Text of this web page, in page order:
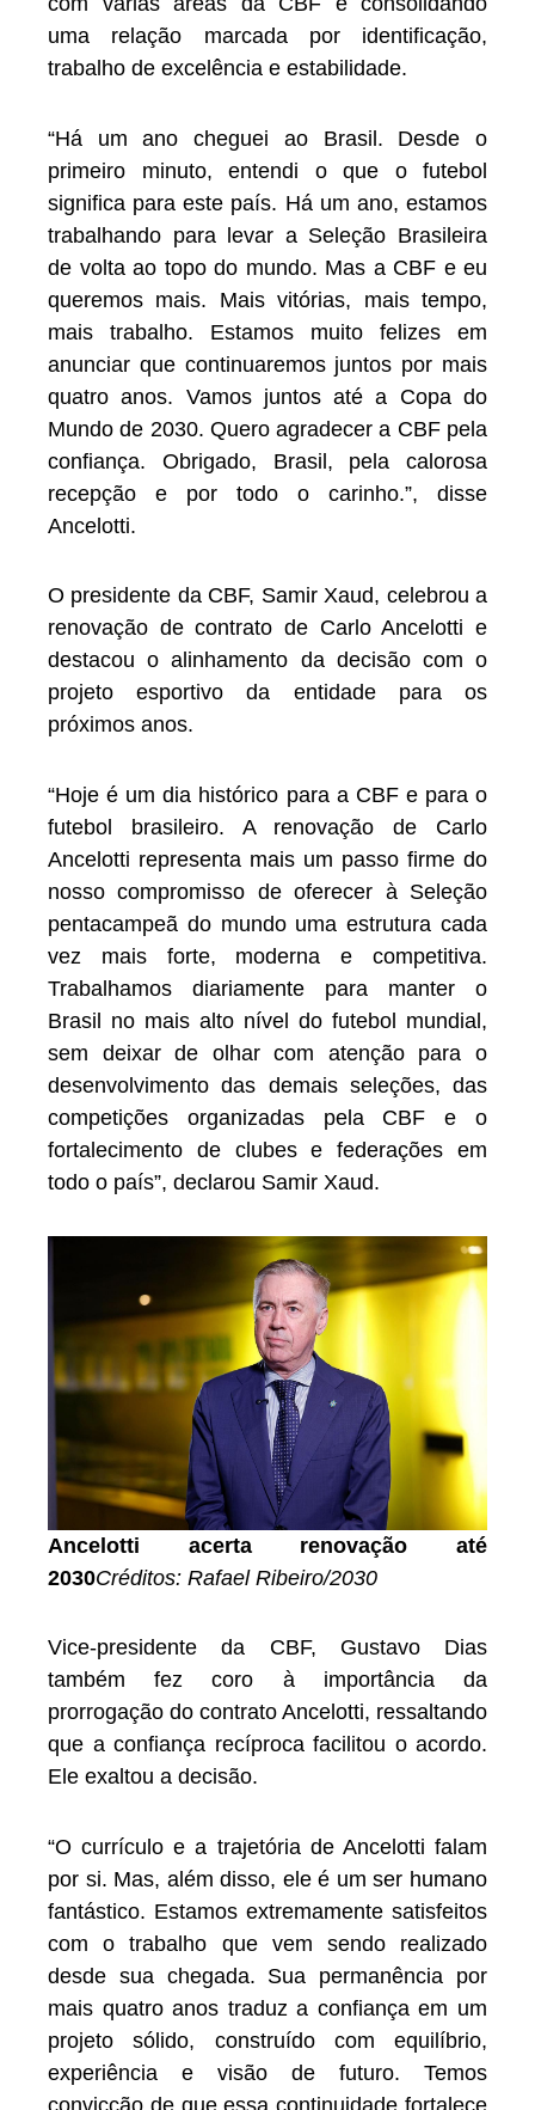
uma relação marcada por identificação,
trabalho de excelência e estabilidade.
“Há um ano cheguei ao Brasil. Desde o
primeiro minuto, entendi o que o futebol
significa para este país. Há um ano, estamos
trabalhando para levar a Seleção Brasileira
de volta ao topo do mundo. Mas a CBF e eu
queremos mais. Mais vitórias, mais tempo,
mais trabalho. Estamos muito felizes em
anunciar que continuaremos juntos por mais
quatro anos. Vamos juntos até a Copa do
Mundo de 2030. Quero agradecer a CBF pela
confiança. Obrigado, Brasil, pela calorosa
recepção e por todo o carinho.”, disse
Ancelotti.
O presidente da CBF, Samir Xaud, celebrou a
renovação de contrato de Carlo Ancelotti e
destacou o alinhamento da decisão com o
projeto esportivo da entidade para os
próximos anos.
“Hoje é um dia histórico para a CBF e para o
futebol brasileiro. A renovação de Carlo
Ancelotti representa mais um passo firme do
nosso compromisso de oferecer à Seleção
pentacampeã do mundo uma estrutura cada
vez mais forte, moderna e competitiva.
Trabalhamos diariamente para manter o
Brasil no mais alto nível do futebol mundial,
sem deixar de olhar com atenção para o
desenvolvimento das demais seleções, das
competições organizadas pela CBF e o
fortalecimento de clubes e federações em
todo o país”, declarou Samir Xaud.
Ancelotti acerta renovação até
2030Créditos: Rafael Ribeiro/2030
Vice-presidente da CBF, Gustavo Dias
também fez coro à importância da
prorrogação do contrato Ancelotti, ressaltando
que a confiança recíproca facilitou o acordo.
Ele exaltou a decisão.
“O currículo e a trajetória de Ancelotti falam
por si. Mas, além disso, ele é um ser humano
fantástico. Estamos extremamente satisfeitos
com o trabalho que vem sendo realizado
desde sua chegada. Sua permanência por
mais quatro anos traduz a confiança em um
projeto sólido, construído com equilíbrio,
experiência e visão de futuro. Temos
convicção de que essa continuidade fortalece